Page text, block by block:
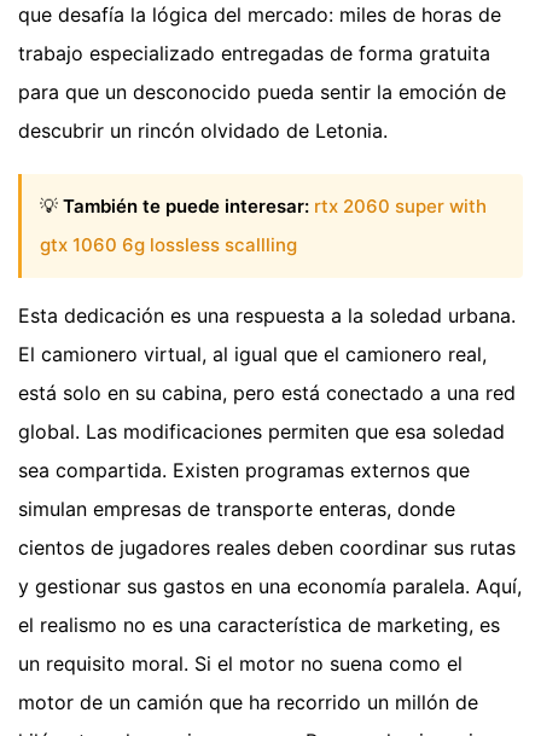
que desafía la lógica del mercado: miles de horas de
trabajo especializado entregadas de forma gratuita
para que un desconocido pueda sentir la emoción de
descubrir un rincón olvidado de Letonia.
💡 También te puede interesar: rtx 2060 super with
gtx 1060 6g lossless scallling
Esta dedicación es una respuesta a la soledad urbana.
El camionero virtual, al igual que el camionero real,
está solo en su cabina, pero está conectado a una red
global. Las modificaciones permiten que esa soledad
sea compartida. Existen programas externos que
simulan empresas de transporte enteras, donde
cientos de jugadores reales deben coordinar sus rutas
y gestionar sus gastos en una economía paralela. Aquí,
el realismo no es una característica de marketing, es
un requisito moral. Si el motor no suena como el
motor de un camión que ha recorrido un millón de